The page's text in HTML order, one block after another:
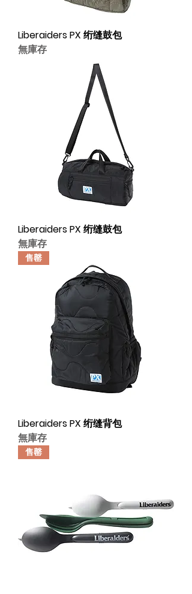
Liberaiders PX 绗缝鼓包
無庫存
Liberaiders PX 绗缝鼓包
無庫存
售罄
Liberaiders PX 绗缝背包
無庫存
售罄